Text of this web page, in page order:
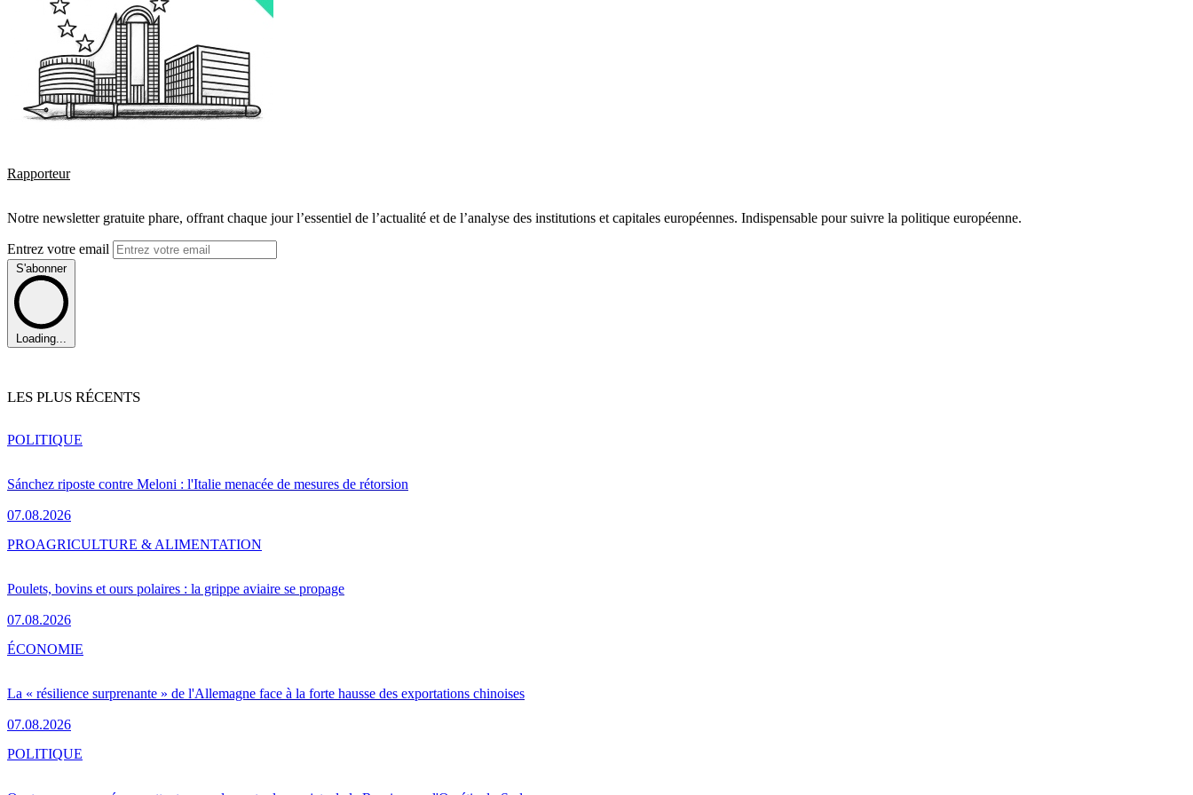
Rapporteur
Notre newsletter gratuite phare, offrant chaque jour l’essentiel de l’actualité et de l’analyse des institutions et capitales européennes. Indispensable pour suivre la politique européenne.
Entrez votre email
S'abonner
Loading...
LES PLUS RÉCENTS
Sánchez riposte contre Meloni : l'Italie menacée de mesures de rétorsion
07.08.2026
POLITIQUE
Poulets, bovins et ours polaires : la grippe aviaire se propage
07.08.2026
PROAGRICULTURE & ALIMENTATION
La « résilience surprenante » de l'Allemagne face à la forte hausse des exportations chinoises
07.08.2026
ÉCONOMIE
POLITIQUE